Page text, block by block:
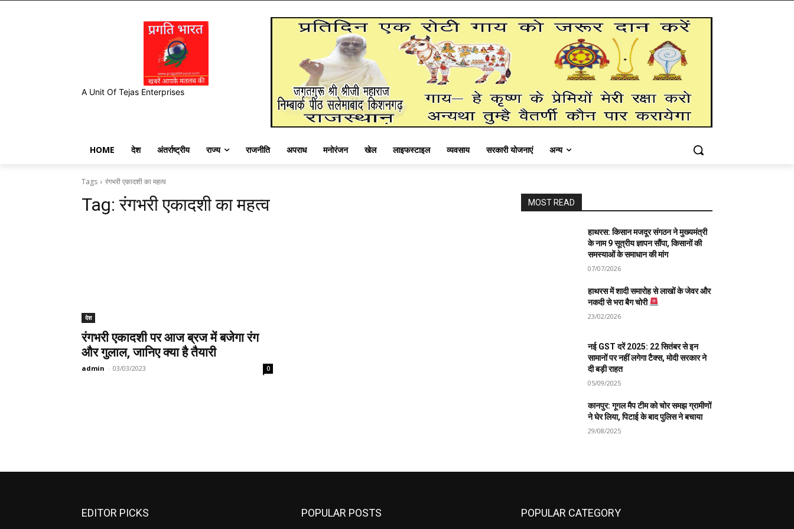
A Unit Of Tejas Enterprises
HOME देश अंतर्राष्ट्रीय राज्य राजनीति अपराध मनोरंजन खेल लाइफस्टाइल व्यवसाय सरकारी योजनाएं अन्य
Tags रंगभरी एकादशी का महत्व
Tag:रंगभरी एकादशी का महत्व
देश
रंगभरी एकादशी पर आज ब्रज में बजेगा रंग
और गुलाल, जानिए क्या है तैयारी
admin - 03/03/2023 0
MOST READ
हाथरस: किसान मजदूर संगठन ने मुख्यमंत्री
के नाम 9 सूत्रीय ज्ञापन सौंपा, किसानों की
समस्याओं के समाधान की मांग
07/07/2026
हाथरस में शादी समारोह से लाखों के जेवर और
नकदी से भरा बैग चोरी
23/02/2026
नई GST दरें 2025: 22 सितंबर से इन
सामानों पर नहीं लगेगा टैक्स, मोदी सरकार ने
दी बड़ी राहत
05/09/2025
कानपुर: गूगल मैप टीम को चोर समझ ग्रामीणों
ने घेर लिया, पिटाई के बाद पुलिस ने बचाया
29/08/2025
EDITOR PICKS POPULAR POSTS POPULAR CATEGORY